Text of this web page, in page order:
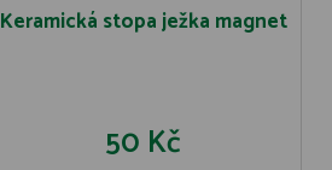
Keramická stopa ježka magnet
50 Kč